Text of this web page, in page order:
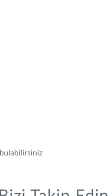
bulabilirsiniz